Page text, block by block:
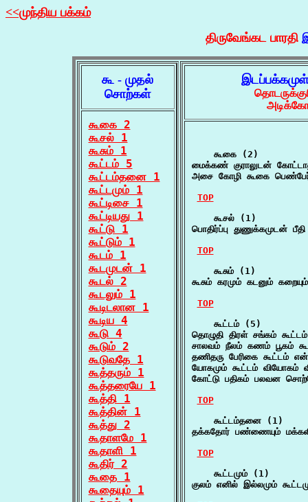
<<முந்திய பக்கம்
திருவேங்கட பாரதி
கூ - முதல்
சொற்கள்
கூகை 2
கூசல் 1
கூசும் 1
கூட்டம் 5
கூட்டம்தனை 1
கூட்டமும் 1
கூட்டிசை 1
கூட்டியது 1
கூட்டு 1
கூட்டும் 1
கூடம் 1
கூடமுடன் 1
கூடல் 2
கூடலும் 1
கூடிடலான 1
கூடிய 4
கூடு 4
கூடும் 2
கூடுவதே 1
கூத்தரும் 1
கூத்தரையே 1
கூத்தி 1
கூத்தின் 1
கூத்து 2
கூதாளமே 1
கூதாளி 1
கூதிர் 2
கூதை 1
கூதையும் 1
    கூகை (2)
மைக்கண் குராலுடன்
அசை கோழி கூகை
TOP
    கூசல் (1)
பொதிர்ப்பு துணுக்கமுடன்
TOP
    கூசும் (1)
கூசும் கரமும் கடனும்
TOP
    கூட்டம் (5)
தொழுதி திரள் சங்கம்
சாலவம் நீலம் கணம் பூகம்
தணிதரு பேரிகை கூட்டம்
யோகமும் கூட்டம் வியோகம்
கோட்டு பதிகம் பலவன
TOP
    கூட்டம்தனை (1)
தக்கதோர் பண்ணையும்
TOP
    கூட்டமும் (1)
குலம் எனில் இல்லமும்